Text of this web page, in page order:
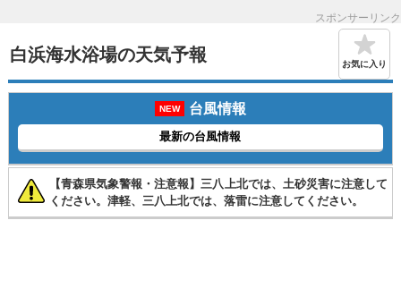
スポンサーリンク
白浜海水浴場の天気予報 お気に入り
NEW 台風情報
最新の台風情報
【青森県気象警報・注意報】三八上北では、土砂災害に注意して
ください。津軽、三八上北では、落雷に注意してください。